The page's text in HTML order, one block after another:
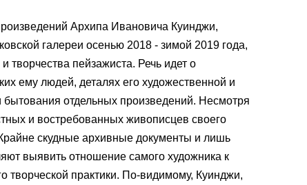
Архипа Ивановича Куинджи,
галереи осенью 2018 - зимой 2019 года,
творчества пейзажиста. Речь идет о
ему людей, деталях его художественной и
отдельных произведений. Несмотря
и востребованных живописцев своего
скудные архивные документы и лишь
выявить отношение самого художника к
творческой практики. По-видимому, Куинджи,